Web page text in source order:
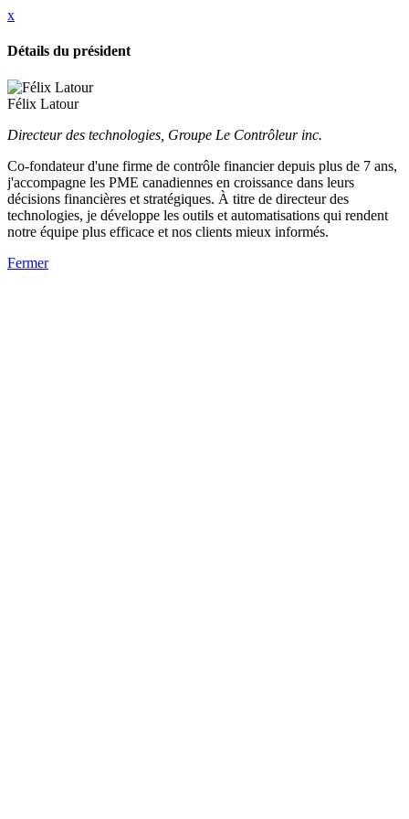
x
Détails du président
Félix Latour
Directeur des technologies, Groupe Le Contrôleur inc.
Co-fondateur d'une firme de contrôle financier depuis plus de 7 ans,
j'accompagne les PME canadiennes en croissance dans leurs
décisions financières et stratégiques. À titre de directeur des
technologies, je développe les outils et automatisations qui rendent
notre équipe plus efficace et nos clients mieux informés.
Fermer